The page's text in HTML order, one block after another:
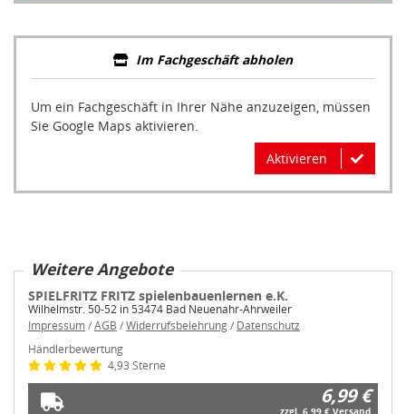
Im Fachgeschäft abholen
Um ein Fachgeschäft in Ihrer Nähe anzuzeigen, müssen
Sie Google Maps aktivieren.
Aktivieren
Weitere Angebote
SPIELFRITZ FRITZ spielenbauenlernen e.K.
Wilhelmstr. 50-52 in 53474 Bad Neuenahr-Ahrweiler
Impressum / AGB /Widerrufsbelehrung / Datenschutz
Händlerbewertung
4,93 Sterne
6,99 €
zzgl. 6,99 € Versand